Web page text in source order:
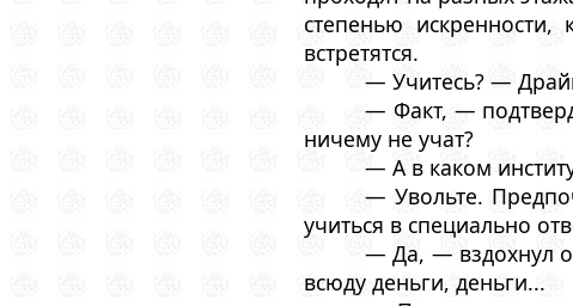
степенью
встретятся.
— Учитесь? —
— Факт, —
ничему не учат?
— А в каком
— Увольте.
учиться в специально
— Да, — вздохнул
всюду деньги, деньги...